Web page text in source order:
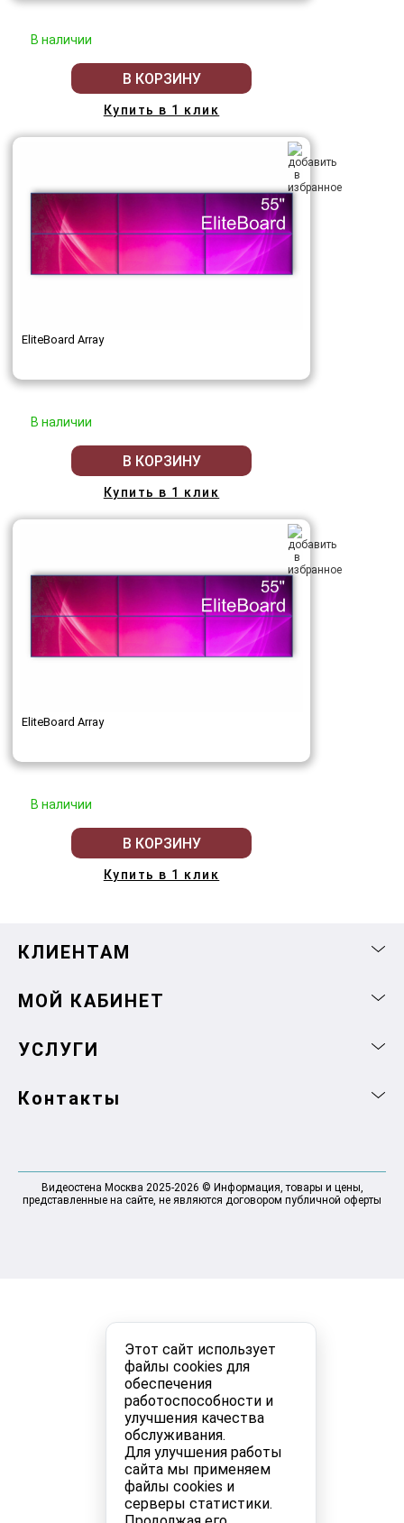
Этот сайт использует
файлы cookies для
обеспечения
работоспособности и
улучшения качества
обслуживания.
Для улучшения работы
сайта мы применяем
файлы cookies и
серверы статистики.
В наличии
В КОРЗИНУ
Купить в 1 клик
EliteBoard Array
В наличии
В КОРЗИНУ
Купить в 1 клик
EliteBoard Array
В наличии
В КОРЗИНУ
Купить в 1 клик
КЛИЕНТАМ
МОЙ КАБИНЕТ
УСЛУГИ
Контакты
Видеостена Москва 2025-2026 © Информация, товары и цены,
представленные на сайте, не являются договором публичной оферты